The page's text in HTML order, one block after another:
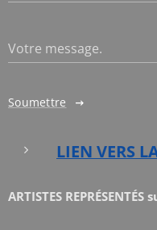
Votre message.
Soumettre
LIEN VERS
ARTISTES